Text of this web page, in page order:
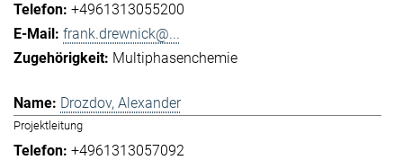
+4961313055200
frank.drewnick@...
Multiphasenchemie
Drozdov, Alexander
Projektleitung
+4961313057092